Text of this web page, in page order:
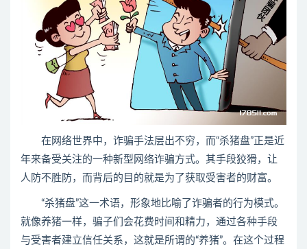
在网络世界中，诈骗手法层出不穷，而“杀猪盘”正是近
年来备受关注的一种新型网络诈骗方式。其手段狡猾，让
人防不胜防，而背后的目的就是为了获取受害者的财富。
“杀猪盘”这一术语，形象地比喻了诈骗者的行为模式。
就像养猪一样，骗子们会花费时间和精力，通过各种手段
与受害者建立信任关系，这就是所谓的“养猪”。在这个过程